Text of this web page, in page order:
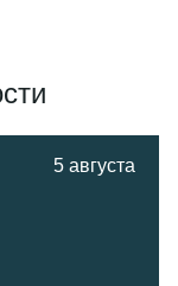
5 августа